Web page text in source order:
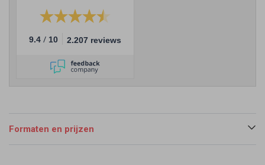
9.4 / 10 2.207 reviews
Formaten en prijzen